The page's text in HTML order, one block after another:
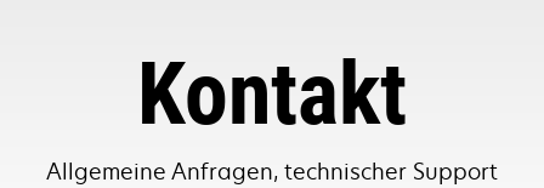
Kontakt
Allgemeine Anfragen, technischer Support